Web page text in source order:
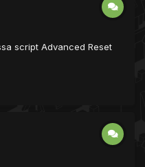
script Advanced Reset